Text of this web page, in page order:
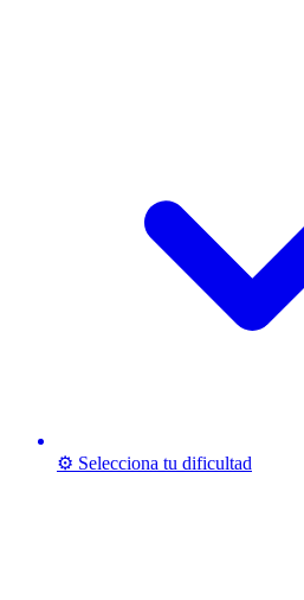
⚙️ Selecciona tu dificultad